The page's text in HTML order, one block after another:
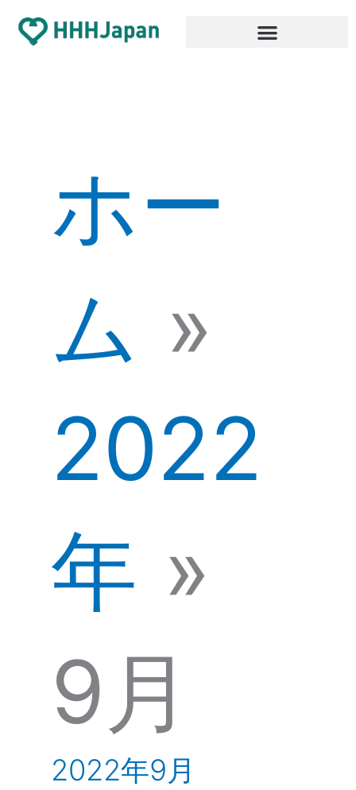
ホー
ム
2022
年
9月
2022年9月